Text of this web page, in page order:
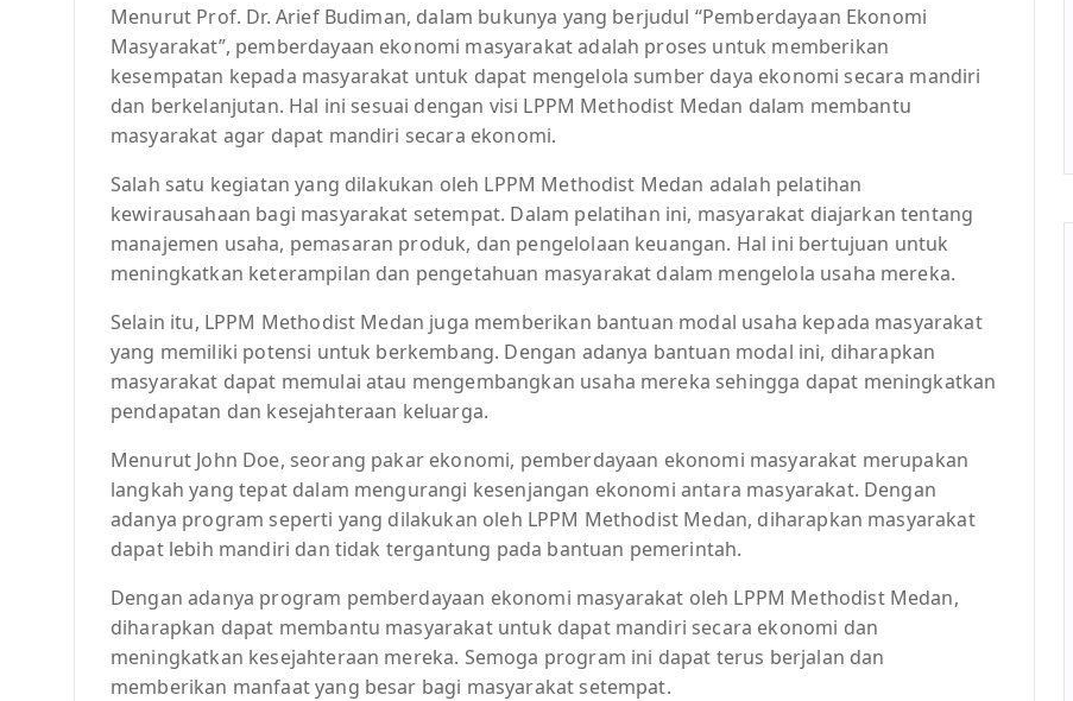
Menurut Prof. Dr. Arief Budiman, dalam bukunya yang berjudul “Pemberdayaan Ekonomi
Masyarakat”, pemberdayaan ekonomi masyarakat adalah proses untuk memberikan
kesempatan kepada masyarakat untuk dapat mengelola sumber daya ekonomi secara mandiri
dan berkelanjutan. Hal ini sesuai dengan visi LPPM Methodist Medan dalam membantu
masyarakat agar dapat mandiri secara ekonomi.
Salah satu kegiatan yang dilakukan oleh LPPM Methodist Medan adalah pelatihan
kewirausahaan bagi masyarakat setempat. Dalam pelatihan ini, masyarakat diajarkan tentang
manajemen usaha, pemasaran produk, dan pengelolaan keuangan. Hal ini bertujuan untuk
meningkatkan keterampilan dan pengetahuan masyarakat dalam mengelola usaha mereka.
Selain itu, LPPM Methodist Medan juga memberikan bantuan modal usaha kepada masyarakat
yang memiliki potensi untuk berkembang. Dengan adanya bantuan modal ini, diharapkan
masyarakat dapat memulai atau mengembangkan usaha mereka sehingga dapat meningkatkan
pendapatan dan kesejahteraan keluarga.
Menurut John Doe, seorang pakar ekonomi, pemberdayaan ekonomi masyarakat merupakan
langkah yang tepat dalam mengurangi kesenjangan ekonomi antara masyarakat. Dengan
adanya program seperti yang dilakukan oleh LPPM Methodist Medan, diharapkan masyarakat
dapat lebih mandiri dan tidak tergantung pada bantuan pemerintah.
Dengan adanya program pemberdayaan ekonomi masyarakat oleh LPPM Methodist Medan,
diharapkan dapat membantu masyarakat untuk dapat mandiri secara ekonomi dan
meningkatkan kesejahteraan mereka. Semoga program ini dapat terus berjalan dan
memberikan manfaat yang besar bagi masyarakat setempat.